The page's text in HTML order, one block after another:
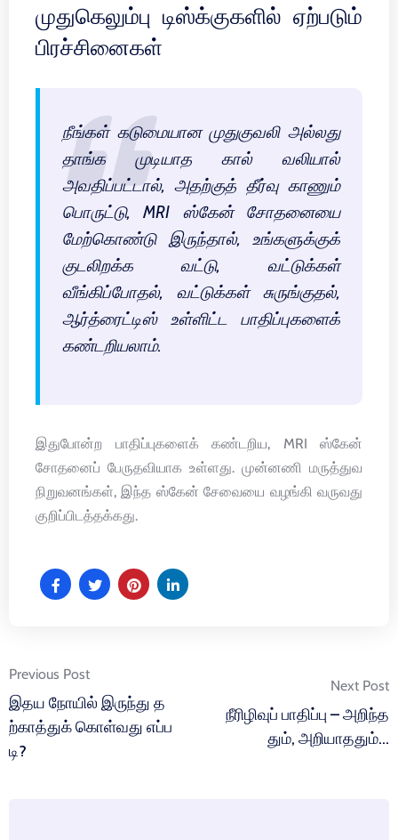
முதுகெலும்பு டிஸ்க்குகளில் ஏற்படும்
பிரச்சினைகள்
நீங்கள் கடுமையான முதுகுவலி அல்லது
தாங்க முடியாத கால் வலியால்
அவதிப்பட்டால், அதற்குத் தீர்வு காணும்
பொருட்டு, MRI ஸ்கேன் சோதனையை
மேற்கொண்டு இருந்தால், உங்களுக்குக்
குடலிறக்க வட்டு, வட்டுக்கள்
வீங்கிப்போதல், வட்டுக்கள் சுருங்குதல்,
ஆர்த்ரைட்டிஸ் உள்ளிட்ட பாதிப்புகளைக்
கண்டறியலாம்.
இதுபோன்ற பாதிப்புகளைக் கண்டறிய, MRI ஸ்கேன்
சோதனைப் பேருதவியாக உள்ளது. முன்னணி மருத்துவ
நிறுவனங்கள், இந்த ஸ்கேன் சேவையை வழங்கி வருவது
குறிப்பிடத்தக்கது.
Post
navigation
Previous Post
இதய நோயில் இருந்து த
ற்காத்துக் கொள்வது எப்ப
டி?
Next Post
நீரிழிவுப் பாதிப்பு – அறிந்த
தும், அறியாததும்…